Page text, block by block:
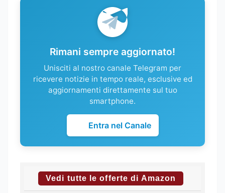
Rimani sempre aggiornato!
Unisciti al nostro canale Telegram per
ricevere notizie in tempo reale, esclusive ed
aggiornamenti direttamente sul tuo
smartphone.
Entra nel Canale